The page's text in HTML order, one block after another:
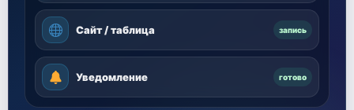
Сайт / таблица запись
Уведомление готово